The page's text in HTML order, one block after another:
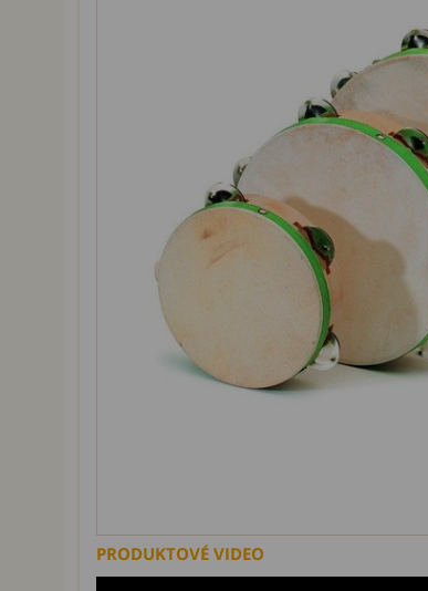
PRODUKTOVÉ VIDEO